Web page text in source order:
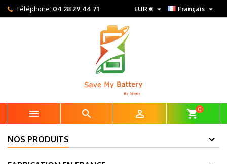
Téléphone: 04 28 29 44 71 Français 
EUR € 
   shopping_cart0
NOS PRODUITS